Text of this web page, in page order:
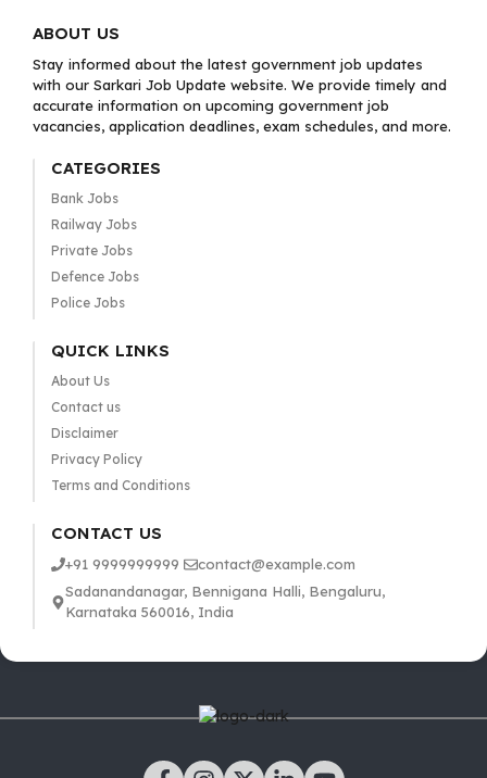
ABOUT US
Stay informed about the latest government job updates
with our Sarkari Job Update website. We provide timely and
accurate information on upcoming government job
vacancies, application deadlines, exam schedules, and more.
CATEGORIES
Bank Jobs
Railway Jobs
Private Jobs
Defence Jobs
Police Jobs
QUICK LINKS
About Us
Contact us
Disclaimer
Privacy Policy
Terms and Conditions
CONTACT US
+91 9999999999
contact@example.com
Sadanandanagar, Bennigana Halli, Bengaluru,
Karnataka 560016, India